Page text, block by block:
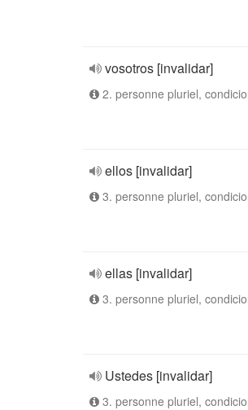
vosotros [invalidar]
2. personne pluriel,
ellos [invalidar]
3. personne pluriel,
ellas [invalidar]
3. personne pluriel,
Ustedes [invalidar]
3. personne pluriel,